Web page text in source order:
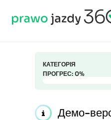
КАТЕГОРІЯ
ПРОГРЕС: 0%
Демо-